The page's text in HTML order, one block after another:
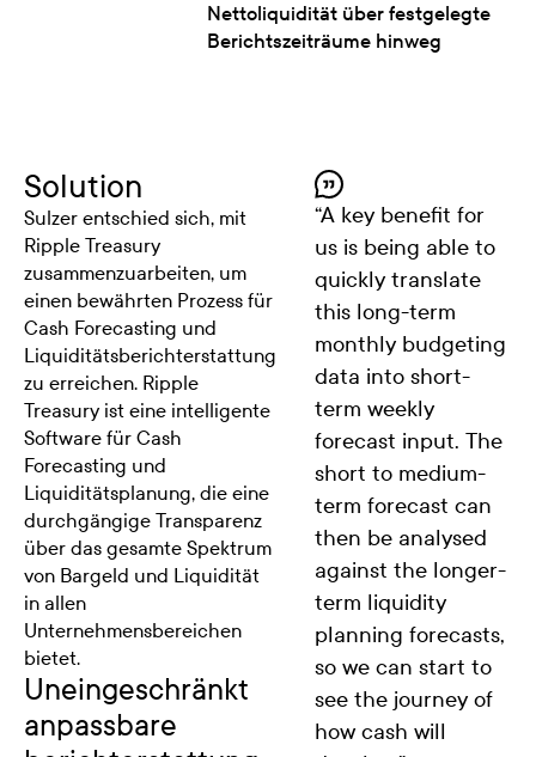
Nettoliquidität über festgelegte
Berichtszeiträume hinweg
Solution
Sulzer entschied sich, mit
Ripple Treasury
zusammenzuarbeiten, um
einen bewährten Prozess für
Cash Forecasting und
Liquiditätsberichterstattung
zu erreichen. Ripple
Treasury ist eine intelligente
Software für Cash
Forecasting und
Liquiditätsplanung, die eine
durchgängige Transparenz
über das gesamte Spektrum
von Bargeld und Liquidität
in allen
Unternehmensbereichen
bietet.
Uneingeschränkt
anpassbare
“A key benefit for
us is being able to
quickly translate
this long-term
monthly budgeting
data into short-
term weekly
forecast input. The
short to medium-
term forecast can
then be analysed
against the longer-
term liquidity
planning forecasts,
so we can start to
see the journey of
how cash will